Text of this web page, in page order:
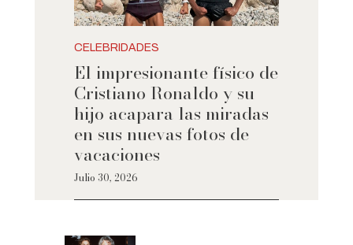
CELEBRIDADES
El impresionante físico de
Cristiano Ronaldo y su
hijo acapara las miradas
en sus nuevas fotos de
vacaciones
Julio 30, 2026